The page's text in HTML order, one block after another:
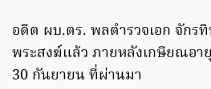
อดีต ผบ.ตร. พลตำรวจเอก จักร
พระสงฆ์แล้ว ภายหลังเกษียณอา
30 กันยายน ที่ผ่านมา